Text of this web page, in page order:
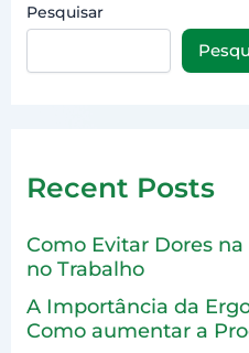
Pesquisar
Recent Posts
Como Evitar Dores
no Trabalho
A Importância da
Como aumentar a